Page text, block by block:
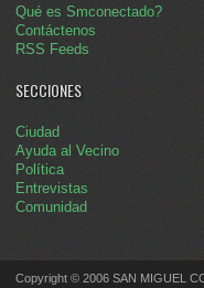
Qué es Smconectado?
Contáctenos
RSS Feeds
SECCIONES
Ciudad
Ayuda al Vecino
Política
Entrevistas
Comunidad
Copyright © 2006 SAN MIGUEL